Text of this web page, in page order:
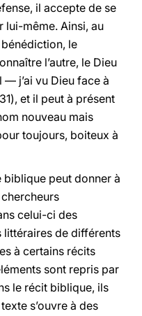
il accepte de se
lui-même. Ainsi, au
le
l’autre, le Dieu
j’ai vu Dieu face à
et il peut à présent
nouveau mais
toujours, boiteux à
biblique peut donner à
celui-ci des
littéraires de différents
à certains récits
sont repris par
le récit biblique, ils
s’ouvre à des